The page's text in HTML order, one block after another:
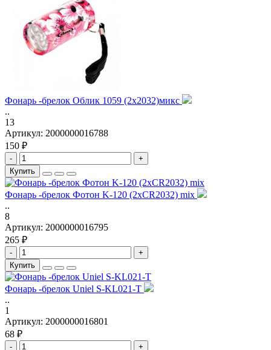
Фонарь -брелок Облик 1059 (2х2032)микс
..
13
Артикул: 2000000016788
150 ₽
-
+
Купить
Фонарь -брелок Фотон K-120 (2xCR2032) mix
..
8
Артикул: 2000000016795
265 ₽
-
+
Купить
Фонарь -брелок Uniel S-KL021-T
..
1
Артикул: 2000000016801
68 ₽
-
+